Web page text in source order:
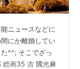
ニュースなどに
にか離婚してい
^^; そこでざっ
総画35 吉 國光麻